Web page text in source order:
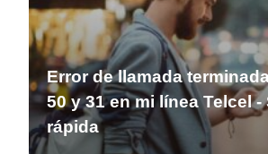
Error de llamada
50 y 31 en mi línea Telcel
rápida